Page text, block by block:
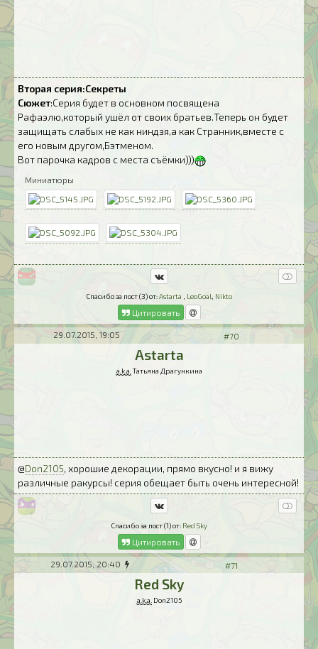
Вторая серия:Секреты
Сюжет:Серия будет в основном посвящена
Рафаэлю,который ушёл от своих братьев.Теперь он будет
защищать слабых не как ниндзя,а как Странник,вместе с
его новым другом,Бэтменом.
Вот парочка кадров с места съёмки)))
Миниатюры
Спасибо за пост (3) от:Astarta LeoGoal Nikto
Цитировать
29.07.2015, 19:05 #70
Astarta
a.k.a. Татьяна Драгункина
@Don2105, хорошие декорации, прямо вкусно! и я вижу
различные ракурсы! серия обещает быть очень интересной!
Спасибо за пост (1) от: Red Sky
Цитировать
29.07.2015, 20:40 #71
Red Sky
a.k.a. Don2105